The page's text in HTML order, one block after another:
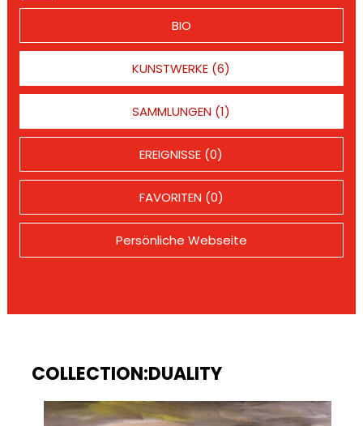
BIO
KUNSTWERKE (6)
SAMMLUNGEN (1)
EREIGNISSE (0)
FAVORITEN (0)
Persönliche Webseite
COLLECTION:DUALITY